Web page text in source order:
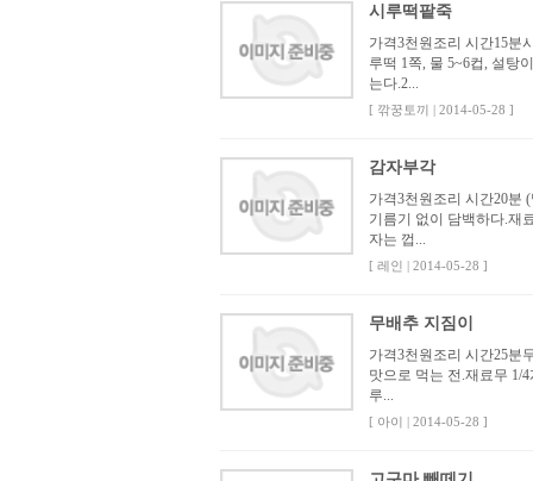
시루떡팥죽
가격3천원조리 시간15분
루떡 1쪽, 물 5~6컵, 설탕
는다.2...
[ 깎꿍토끼 | 2014-05-28 ]
감자부각
가격3천원조리 시간20분
기름기 없이 담백하다.재
자는 껍...
[ 레인 | 2014-05-28 ]
무배추 지짐이
가격3천원조리 시간25분
맛으로 먹는 전.재료무 1/
루...
[ 아이 | 2014-05-28 ]